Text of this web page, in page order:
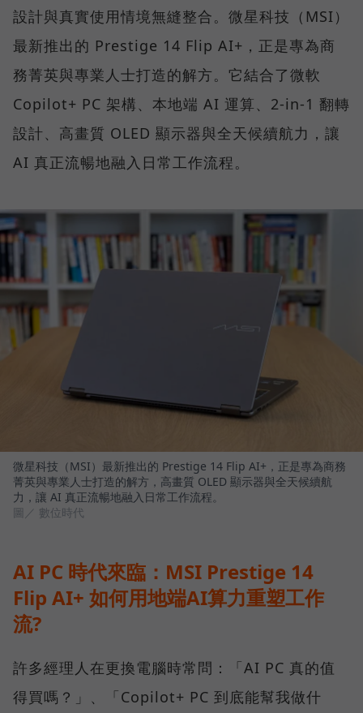
設計與真實使用情境無縫整合。微星科技（MSI）
最新推出的 Prestige 14 Flip AI+，正是專為商
務菁英與專業人士打造的解方。它結合了微軟
Copilot+ PC 架構、本地端 AI 運算、2-in-1 翻轉
設計、高畫質 OLED 顯示器與全天候續航力，讓
AI 真正流暢地融入日常工作流程。
微星科技（MSI）最新推出的 Prestige 14 Flip AI+，正是專為商務
菁英與專業人士打造的解方，高畫質 OLED 顯示器與全天候續航
力，讓 AI 真正流暢地融入日常工作流程。
圖／ 數位時代
AI PC 時代來臨：MSI Prestige 14
Flip AI+ 如何用地端AI算力重塑工作
流?
許多經理人在更換電腦時常問：「AI PC 真的值
得買嗎？」、「Copilot+ PC 到底能幫我做什